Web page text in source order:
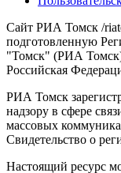
Сайт РИА Томск /
подготовленную
"Томск" (РИА Томск)
Российская
РИА Томск
надзору в сфере
массовых
Свидетельство о
Настоящий ресурс